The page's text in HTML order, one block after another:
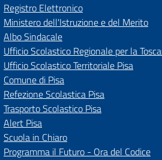
Registro Elettronico
Ministero dell'Istruzione e del Merito
Albo Sindacale
Ufficio Scolastico Regionale per la
Ufficio Scolastico Territoriale Pisa
Comune di Pisa
Refezione Scolastica Pisa
Trasporto Scolastico Pisa
Alert Pisa
Scuola in Chiaro
Programma il Futuro - Ora del Codice